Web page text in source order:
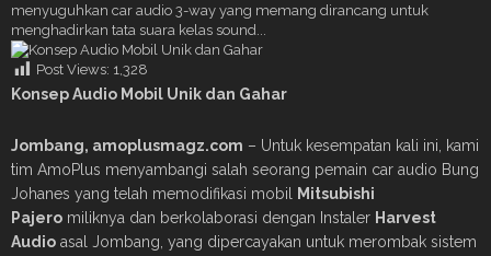
menyuguhkan car audio 3-way yang memang dirancang untuk
menghadirkan tata suara kelas sound...
Post Views: 1,328
Konsep Audio Mobil Unik dan Gahar
Jombang, amoplusmagz.com – Untuk kesempatan kali ini, kami
tim AmoPlus menyambangi salah seorang pemain car audio Bung
Johanes yang telah memodifikasi mobil Mitsubishi
Pajero miliknya dan berkolaborasi dengan Instaler Harvest
Audio asal Jombang, yang dipercayakan untuk merombak sistem